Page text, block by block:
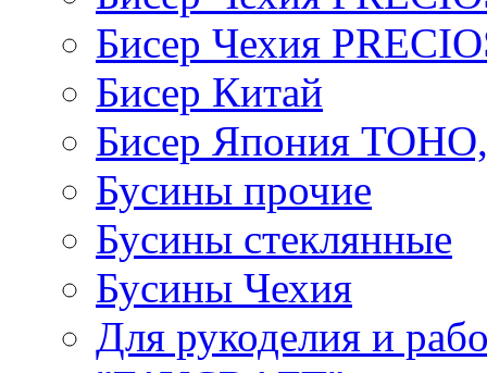
Бисер Чехия
Бисер Китай
Бисер Япония
Бусины прочие
Бусины стеклянные
Бусины Чехия
Для рукоделия и